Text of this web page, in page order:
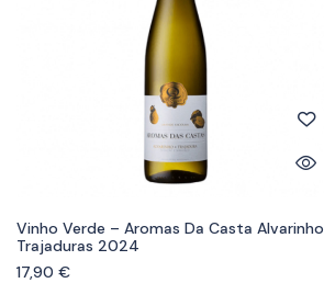
Vinho Verde – Aromas Da Casta Alvarinho
Trajaduras 2024
17,90 €